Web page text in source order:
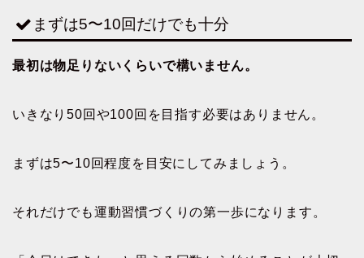
まずは5〜10回だけでも十分
最初は物足りないくらいで構いません。
いきなり50回や100回を目指す必要はありません。
まずは5〜10回程度を目安にしてみましょう。
それだけでも運動習慣づくりの第一歩になります。